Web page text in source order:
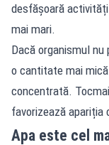
desfășoară
mai mari.
Dacă organismul
o cantitate mai
concentrată.
favorizează
Apa este cel